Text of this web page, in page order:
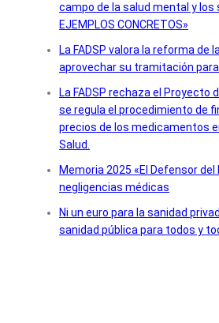
campo de la salud mental y los
EJEMPLOS CONCRETOS»
La FADSP valora la reforma de
aprovechar su tramitación
La FADSP rechaza el Proyecto
se regula el procedimiento de
precios de los medicamentos
Salud.
Memoria 2025 «El Defensor
negligencias médicas
Ni un euro para la sanidad
sanidad pública para todos y